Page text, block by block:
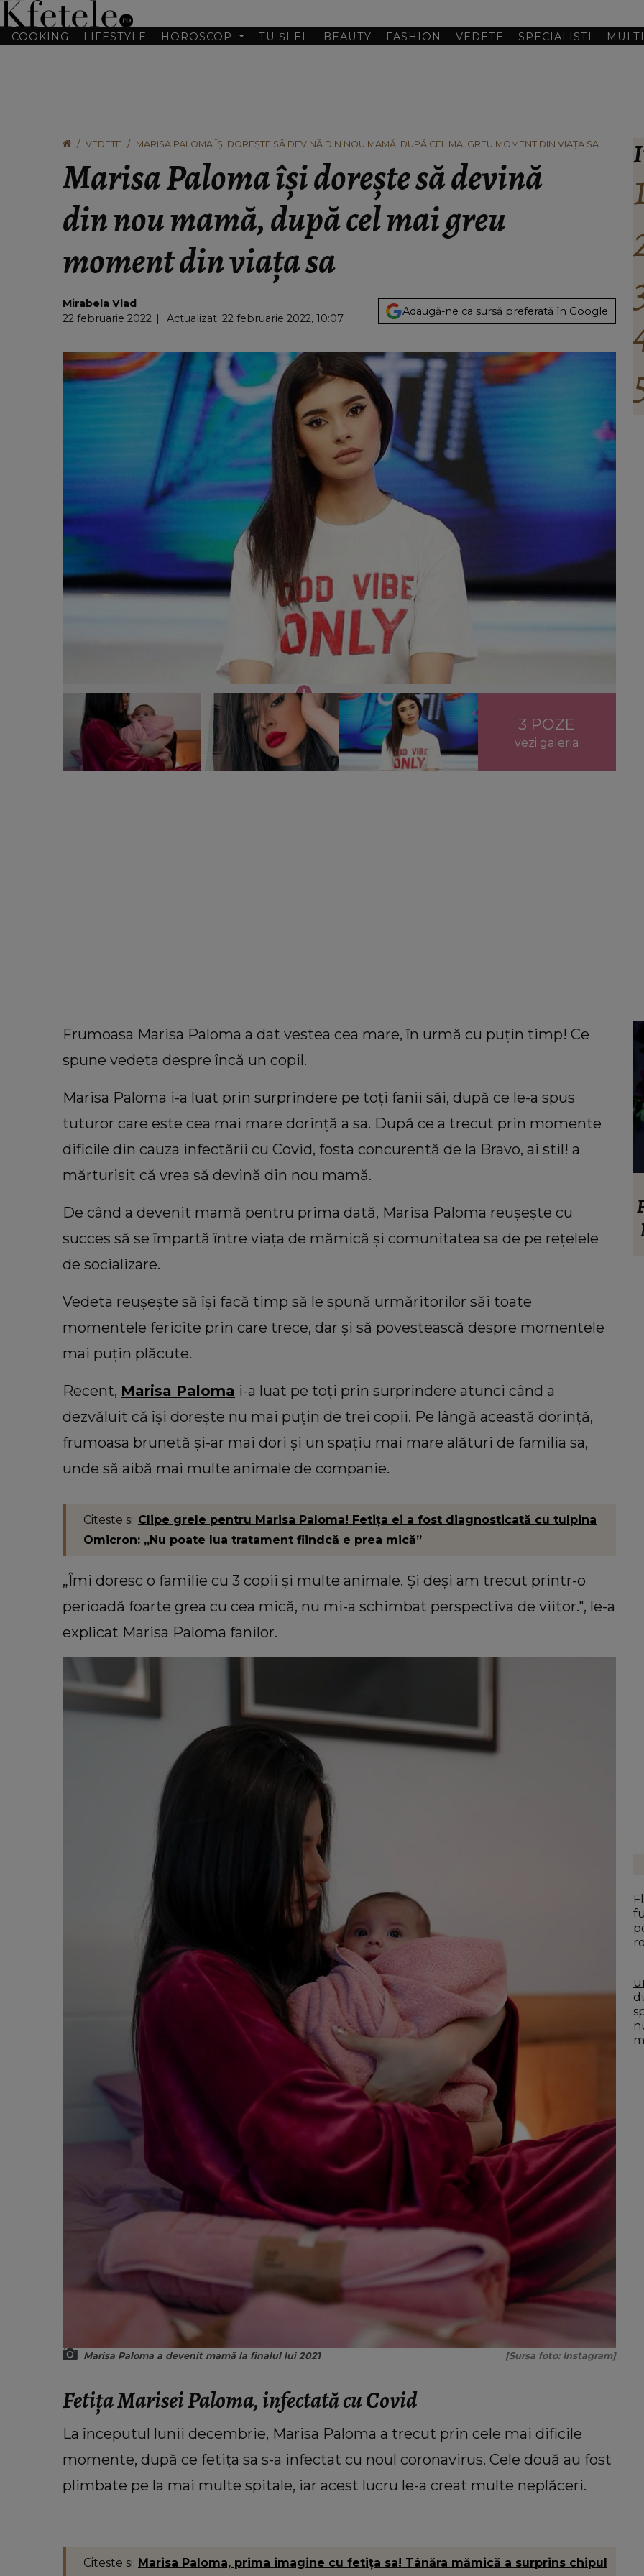
COOKING LIFESTYLE HOROSCOP TU ȘI EL BEAUTY FASHION VEDETE SPECIALISTI
VEDETE MARISA PALOMA ÎȘI DOREȘTE SĂ DEVINĂ DIN NOU MAMĂ, DUPĂ CEL MAI GREU MOMENT DIN VIAȚA SA
Marisa Paloma își dorește să devină
din nou mamă, după cel mai greu
moment din viața sa
Mirabela Vlad
22 februarie 2022
Actualizat: 22 februarie 2022, 10:07
Adaugă-ne ca sursă preferată în Google
Marisa de la Bravo, ai stil a devenit mamă în 2021
3 POZE
vezi galeria
Frumoasa Marisa Paloma a dat vestea cea mare, în urmă cu puțin timp! Ce
spune vedeta despre încă un copil.
Marisa Paloma i-a luat prin surprindere pe toți fanii săi, după ce le-a spus
tuturor care este cea mai mare dorință a sa. După ce a trecut prin momente
dificile din cauza infectării cu Covid, fosta concurentă de la Bravo, ai stil! a
mărturisit că vrea să devină din nou mamă.
De când a devenit mamă pentru prima dată, Marisa Paloma reușește cu
succes să se împartă între viața de mămică și comunitatea sa de pe rețelele
de socializare.
Vedeta reușește să își facă timp să le spună urmăritorilor săi toate
momentele fericite prin care trece, dar și să povestească despre momentele
mai puțin plăcute.
Recent, Marisa Paloma i-a luat pe toți prin surprindere atunci când a
dezvăluit că își dorește nu mai puțin de trei copii. Pe lângă această dorință,
frumoasa brunetă și-ar mai dori și un spațiu mai mare alături de familia sa,
unde să aibă mai multe animale de companie.
Citeste si: Clipe grele pentru Marisa Paloma! Fetița ei a fost diagnosticată cu tulpina
Omicron: „Nu poate lua tratament fiindcă e prea mică”
„Îmi doresc o familie cu 3 copii și multe animale. Și deși am trecut printr-o
perioadă foarte grea cu cea mică, nu mi-a schimbat perspectiva de viitor.", le-a
explicat Marisa Paloma fanilor.
Marisa Paloma a devenit mamă la finalul lui 2021 [Sursa foto: Instagram]
Fetița Marisei Paloma, infectată cu Covid
La începutul lunii decembrie, Marisa Paloma a trecut prin cele mai dificile
momente, după ce fetița sa s-a infectat cu noul coronavirus. Cele două au fost
plimbate pe la mai multe spitale, iar acest lucru le-a creat multe neplăceri.
Citeste si: Marisa Paloma, prima imagine cu fetița sa! Tânăra mămică a surprins chipul
Sora lui Mario Berinde, dezvăluiri
cutremurătoare despre decesul fratelui
său. Ce spune tânăra despre momentul
în care adolescentul și-a pierdut viața:
Floarea care te reprezintă în funcție de
personalitate. Ce ți se potrivește dacă
ești o femeie romantică